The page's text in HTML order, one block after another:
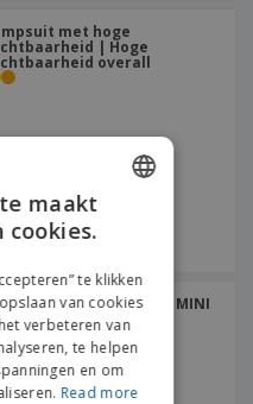
met hoge
| Hoge
overall
kindervest MINI
ENGLISH
maakt
cookies.
te klikken
van cookies
verbeteren van
te helpen
en om
Read more